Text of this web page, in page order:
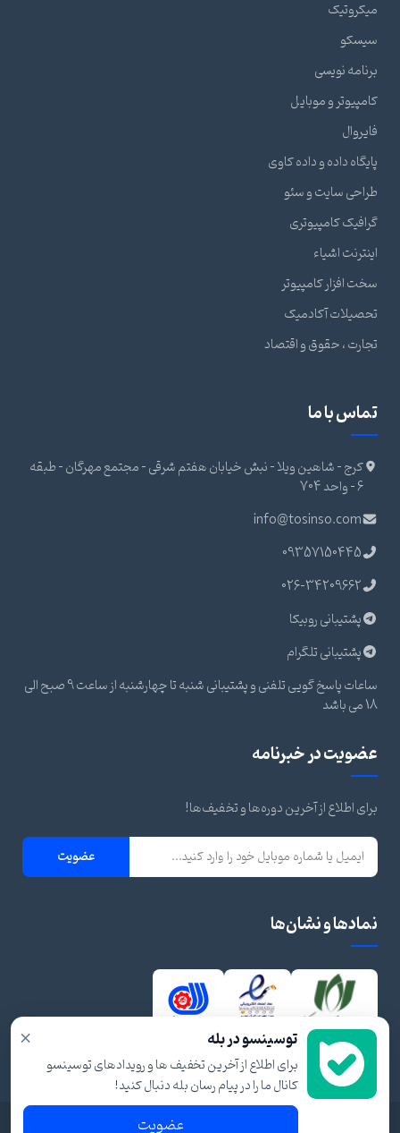
میکروتیک
سیسکو
برنامه نویسی
کامپیوتر و موبایل
فایروال
پایگاه داده و داده کاوی
طراحی سایت و سئو
گرافیک کامپیوتری
اینترنت اشیاء
سخت افزار کامپیوتر
تحصیلات آکادمیک
تجارت ، حقوق و اقتصاد
تماس با ما
کرج - شاهین ویلا - نبش خیابان هفتم شرقی - مجتمع مهرگان - طبقه
6 - واحد 704
info@tosinso.com
09357150445
026-34209662
پشتیبانی روبیکا
پشتیبانی تلگرام
ساعات پاسخ گویی تلفنی و پشتیبانی شنبه تا چهارشنبه از ساعت 9 صبح الی
18 می باشد
عضویت در خبرنامه
برای اطلاع از آخرین دوره‌ها و تخفیف‌ها!
عضویت
نمادها و نشان‌ها
× توسینسو در بله
برای اطلاع از آخرین تخفیف ها و رویدادهای توسینسو
کانال ما را در پیام رسان بله دنبال کنید!
عضویت